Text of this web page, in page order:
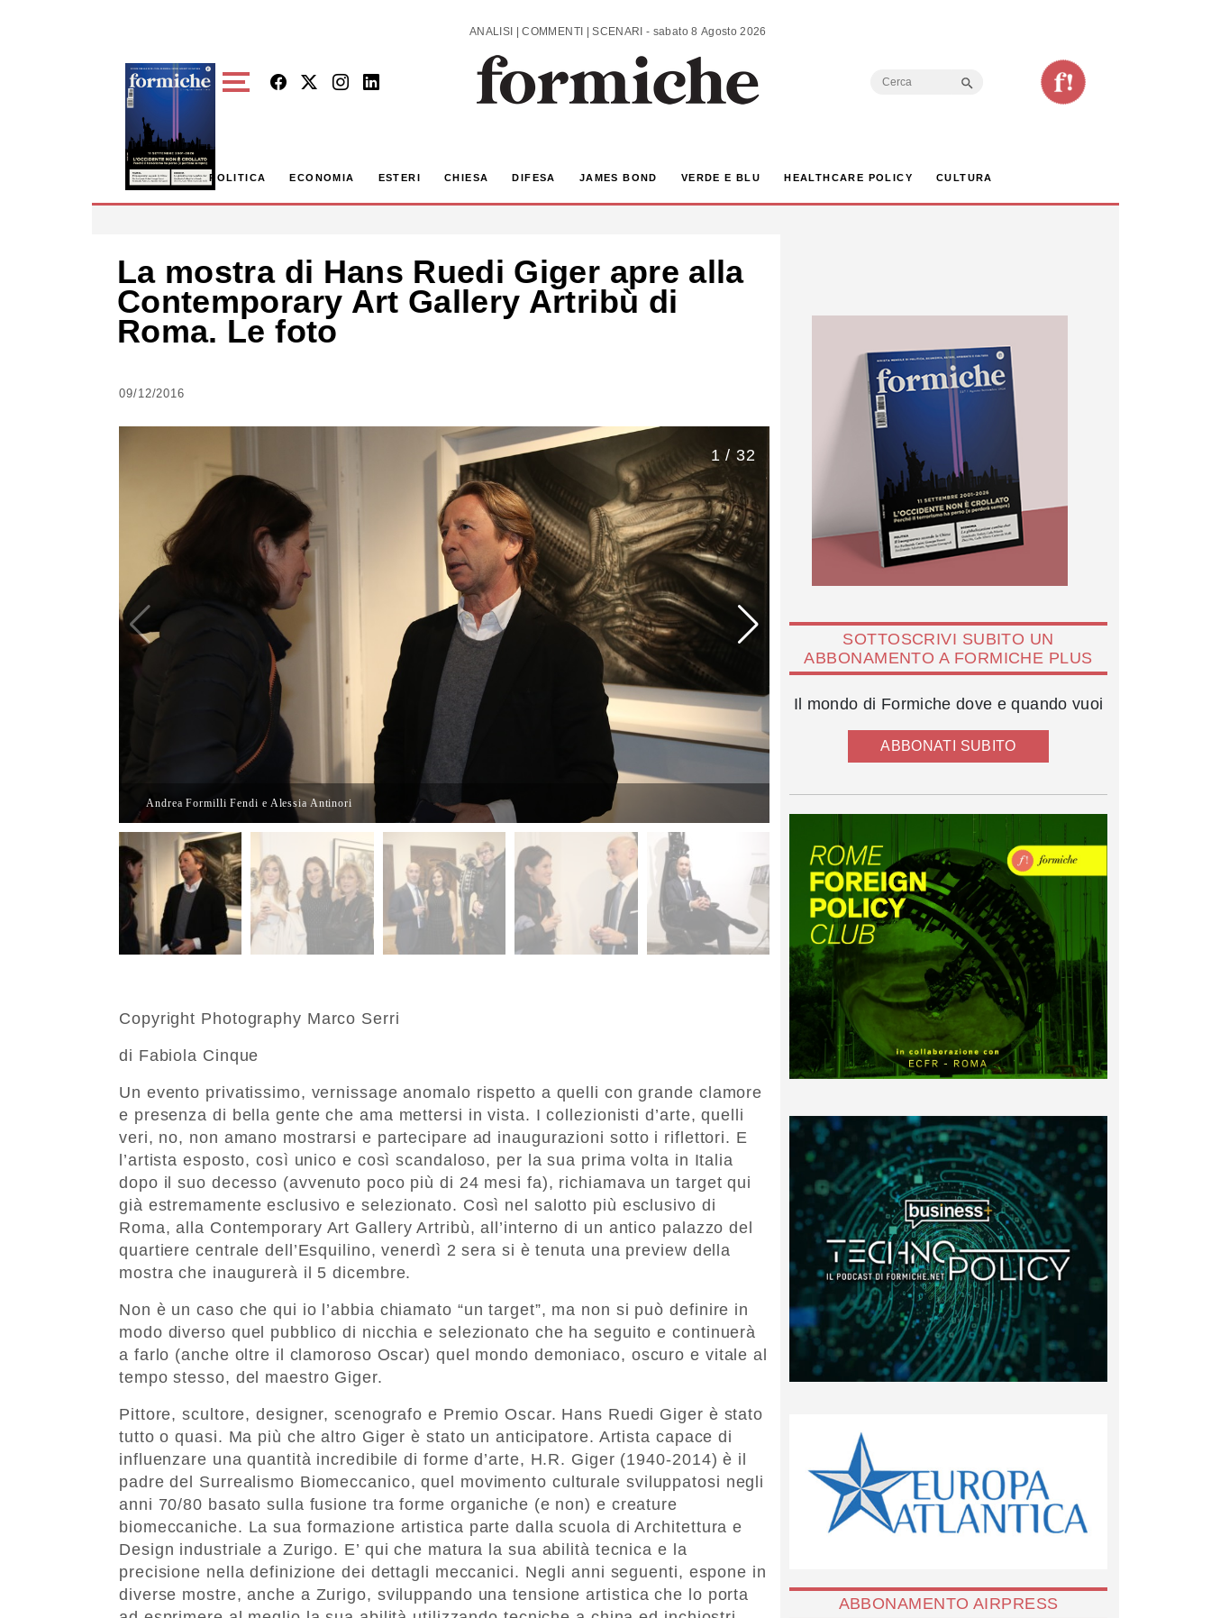
ANALISI | COMMENTI | SCENARI - sabato 8 Agosto 2026
Search
POLITICA ECONOMIA ESTERI CHIESA DIFESA JAMES BOND VERDE E BLU HEALTHCARE POLICY CULTURA
La mostra di Hans Ruedi Giger apre alla
Contemporary Art Gallery Artribù di
Roma. Le foto
09/12/2016
1 / 32
Andrea Formilli Fendi e Alessia Antinori
Copyright Photography Marco Serri
di Fabiola Cinque
Un evento privatissimo, vernissage anomalo rispetto a quelli con grande clamore
e presenza di bella gente che ama mettersi in vista. I collezionisti d’arte, quelli
veri, no, non amano mostrarsi e partecipare ad inaugurazioni sotto i riflettori. E
l’artista esposto, così unico e così scandaloso, per la sua prima volta in Italia
dopo il suo decesso (avvenuto poco più di 24 mesi fa), richiamava un target qui
già estremamente esclusivo e selezionato. Così nel salotto più esclusivo di
Roma, alla Contemporary Art Gallery Artribù, all’interno di un antico palazzo del
quartiere centrale dell’Esquilino, venerdì 2 sera si è tenuta una preview della
mostra che inaugurerà il 5 dicembre.
Non è un caso che qui io l’abbia chiamato “un target”, ma non si può definire in
modo diverso quel pubblico di nicchia e selezionato che ha seguito e continuerà
a farlo (anche oltre il clamoroso Oscar) quel mondo demoniaco, oscuro e vitale al
tempo stesso, del maestro Giger.
Pittore, scultore, designer, scenografo e Premio Oscar. Hans Ruedi Giger è stato
tutto o quasi. Ma più che altro Giger è stato un anticipatore. Artista capace di
influenzare una quantità incredibile di forme d’arte, H.R. Giger (1940-2014) è il
padre del Surrealismo Biomeccanico, quel movimento culturale sviluppatosi negli
anni 70/80 basato sulla fusione tra forme organiche (e non) e creature
biomeccaniche. La sua formazione artistica parte dalla scuola di Architettura e
Design industriale a Zurigo. E’ qui che matura la sua abilità tecnica e la
precisione nella definizione dei dettagli meccanici. Negli anni seguenti, espone in
diverse mostre, anche a Zurigo, sviluppando una tensione artistica che lo porta
SOTTOSCRIVI SUBITO UN
ABBONAMENTO A FORMICHE PLUS
Il mondo di Formiche dove e quando vuoi
ABBONATI SUBITO
ABBONAMENTO AIRPRESS